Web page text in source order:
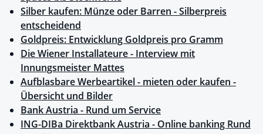
Silber kaufen: Münze oder Barren - Silberpreis
entscheidend
Goldpreis: Entwicklung Goldpreis pro Gramm
Die Wiener Installateure - Interview mit
Innungsmeister Mattes
Aufblasbare Werbeartikel - mieten oder kaufen -
Übersicht und Bilder
Bank Austria - Rund um Service
ING-DIBa Direktbank Austria - Online banking Rund